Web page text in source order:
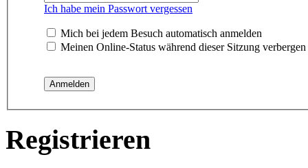
Ich habe mein Passwort vergessen
Mich bei jedem Besuch automatisch anmelden
Meinen Online-Status während dieser Sitzung verbergen
Registrieren